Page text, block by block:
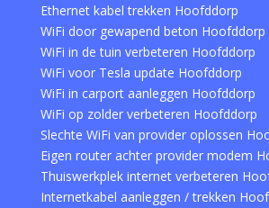
Ethernet kabel trekken Hoofddorp
WiFi door gewapend beton Hoofddorp
WiFi in de tuin verbeteren Hoofddorp
WiFi voor Tesla update Hoofddorp
WiFi in carport aanleggen Hoofddorp
WiFi op zolder verbeteren Hoofddorp
Slechte WiFi van provider oplossen
Eigen router achter provider modem
Thuiswerkplek internet verbeteren
Internetkabel aanleggen / trekken